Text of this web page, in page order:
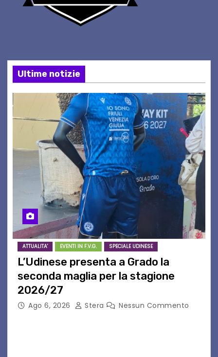
Ultime notizie
ATTUALITA' EVENTI IN F.V.G. SPECIALE UDINESE
L’Udinese presenta a Grado la
seconda maglia per la stagione
2026/27
Ago 6, 2026 Stera Nessun Commento